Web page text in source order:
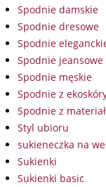
Spodnie damskie
Spodnie dresowe
Spodnie
Spodnie jeansowe
Spodnie męskie
Spodnie z
Spodnie z
Styl ubioru
sukieneczka na
Sukienki
Sukienki basic